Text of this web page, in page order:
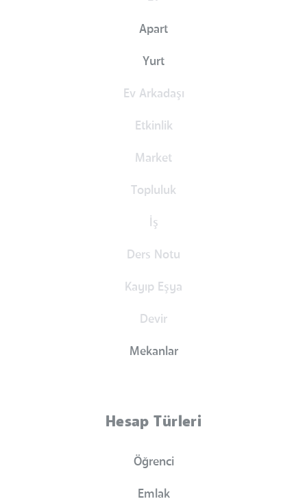
Apart
Yurt
Ev Arkadaşı
Etkinlik
Market
Topluluk
İş
Ders Notu
Kayıp Eşya
Devir
Mekanlar
Hesap Türleri
Öğrenci
Emlak